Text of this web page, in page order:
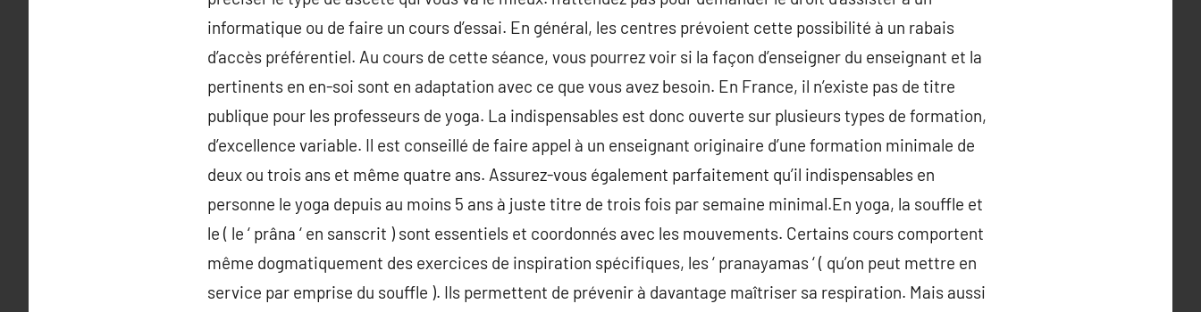
informatique ou de faire un cours d’essai. En général, les centres prévoient cette possibilité à un rabais
d’accès préférentiel. Au cours de cette séance, vous pourrez voir si la façon d’enseigner du enseignant et la
pertinents en en-soi sont en adaptation avec ce que vous avez besoin. En France, il n’existe pas de titre
publique pour les professeurs de yoga. La indispensables est donc ouverte sur plusieurs types de formation,
d’excellence variable. Il est conseillé de faire appel à un enseignant originaire d’une formation minimale de
deux ou trois ans et même quatre ans. Assurez-vous également parfaitement qu’il indispensables en
personne le yoga depuis au moins 5 ans à juste titre de trois fois par semaine minimal.En yoga, la souffle et
le ( le ‘ prâna ‘ en sanscrit ) sont essentiels et coordonnés avec les mouvements. Certains cours comportent
même dogmatiquement des exercices de inspiration spécifiques, les ‘ pranayamas ‘ ( qu’on peut mettre en
service par emprise du souffle ). Ils permettent de prévenir à davantage maîtriser sa respiration. Mais aussi